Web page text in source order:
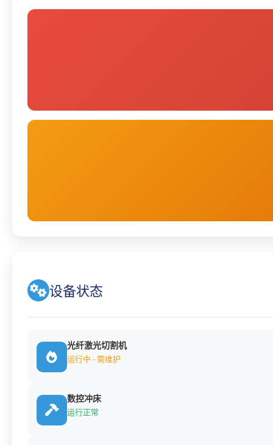
设备状态
光纤激光切割机
运行中 - 需维护
数控冲床
运行正常